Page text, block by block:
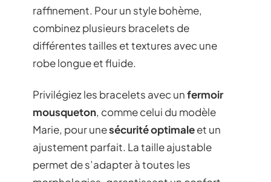
raffinement. Pour un style bohème,
combinez plusieurs bracelets de
différentes tailles et textures avec une
robe longue et fluide.
Privilégiez les bracelets avec unfermoir
mousqueton, comme celui du modèle
Marie, pour unesécurité optimaleet un
ajustement parfait. La taille ajustable
permet de s’adapter à toutes les